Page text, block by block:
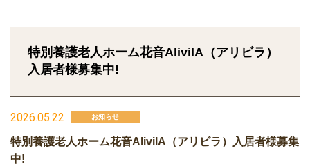
特別養護老人ホーム花音AlivilA（アリビラ）
入居者様募集中!
2026.05.22 お知らせ
特別養護老人ホーム花音AlivilA（アリビラ）入居者様募集
中!